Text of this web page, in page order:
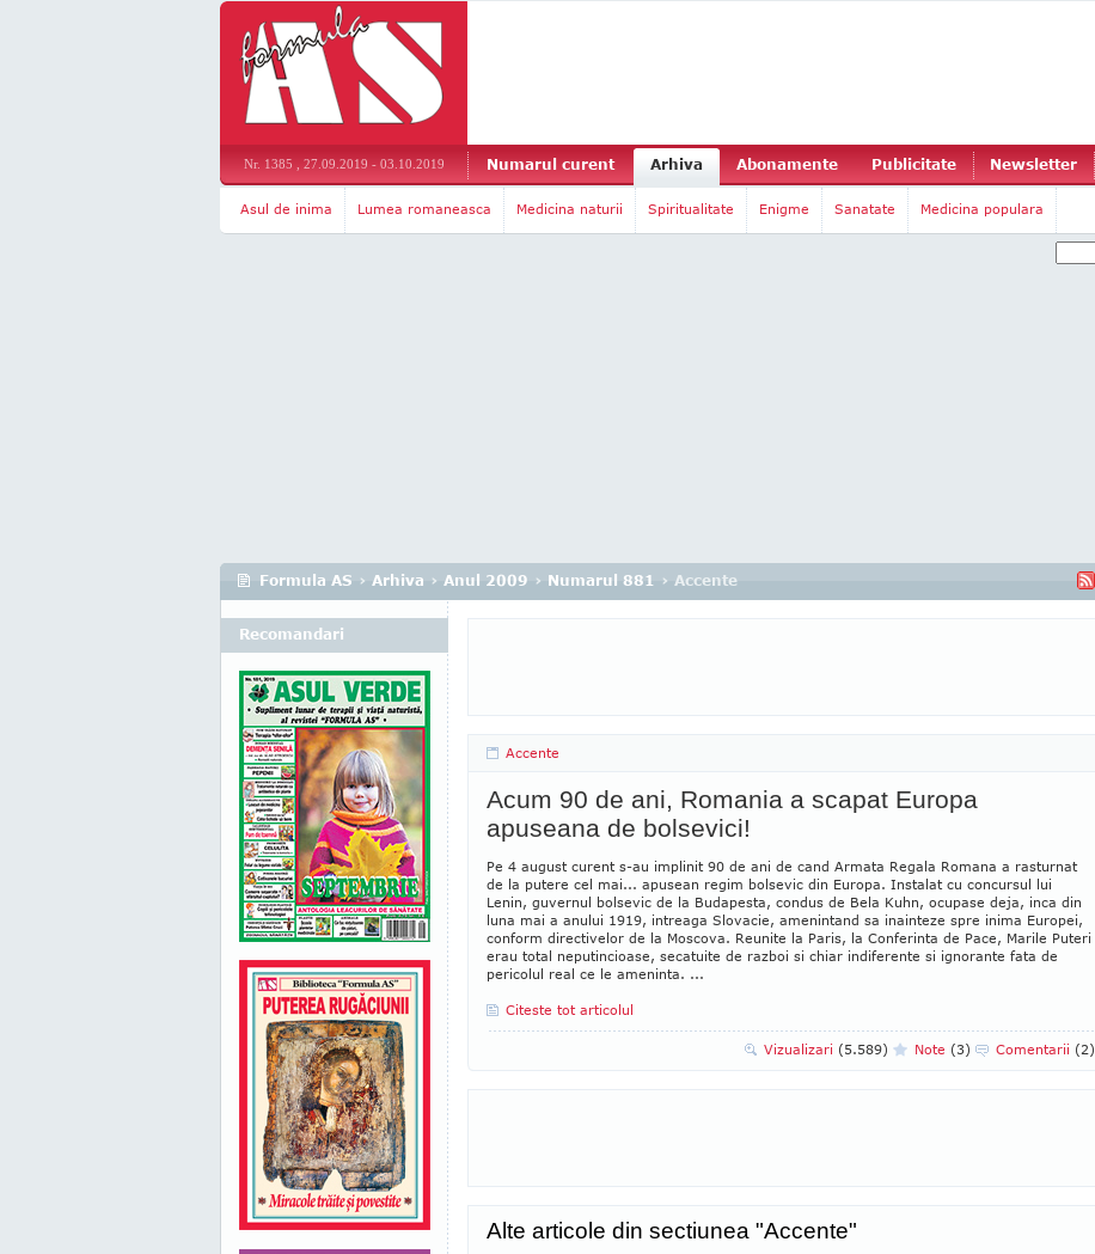
Nr. 1385 , 27.09.2019 - 03.10.2019 Numarul curent Arhiva Abonamente Publicitate Newsletter
Asul de inima Lumea romaneasca Medicina naturii Spiritualitate Enigme Sanatate Medicina populara
Formula AS › Arhiva › Anul 2009 › Numarul 881 › Accente
Accente
Acum 90 de ani, Romania a scapat Europa
apuseana de bolsevici!
Pe 4 august curent s-au implinit 90 de ani de cand Armata Regala Romana a rasturnat
de la putere cel mai... apusean regim bolsevic din Europa. Instalat cu concursul lui
Lenin, guvernul bolsevic de la Budapesta, condus de Bela Kuhn, ocupase deja, inca din
luna mai a anului 1919, intreaga Slovacie, amenintand sa inainteze spre inima Europei,
conform directivelor de la Moscova. Reunite la Paris, la Conferinta de Pace, Marile Puteri
erau total neputincioase, secatuite de razboi si chiar indiferente si ignorante fata de
pericolul real ce le ameninta. ...
Citeste tot articolul
Vizualizari (5.589) Note (3) Comentarii (2)
Alte articole din sectiunea "Accente"
Recomandari